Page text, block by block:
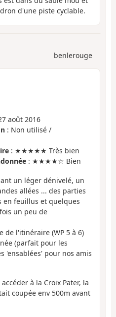
d'une piste cyclable.
benlerouge
août 2016
: Non utilisé /
: ★★★★★ Très bien
: ★★★★☆ Bien
un léger dénivelé, un
allées ... des parties
en feuillus et quelques
un peu de
de l'itinéraire (WP 5 à 6)
(parfait pour les
'ensablées' pour nos amis
à la Croix Pater, la
coupée env 500m avant